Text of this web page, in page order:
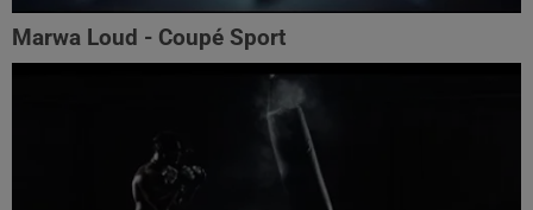
Marwa Loud - Coupé Sport